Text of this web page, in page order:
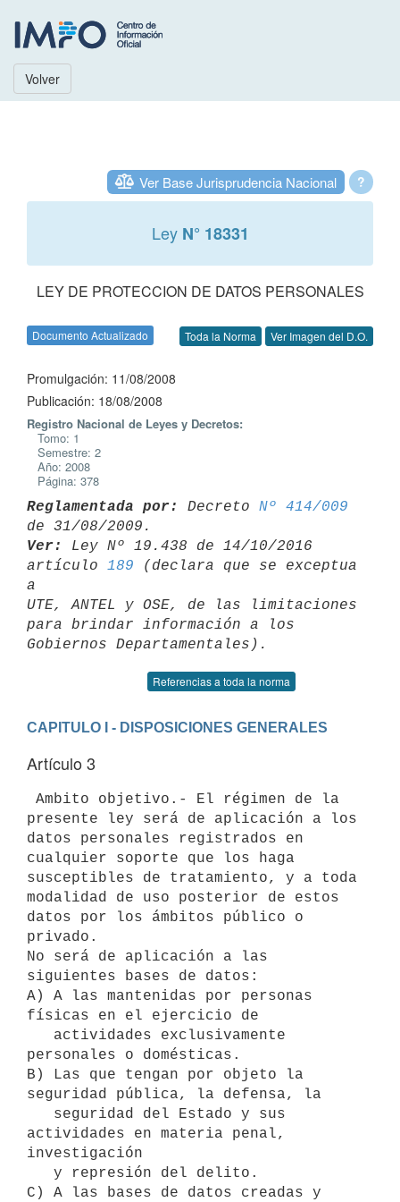
Volver
?
Ver Base Jurisprudencia Nacional
Ley N° 18331
LEY DE PROTECCION DE DATOS PERSONALES
Documento Actualizado Toda la Norma Ver Imagen del D.O.
Promulgación: 11/08/2008
Publicación: 18/08/2008
Registro Nacional de Leyes y Decretos:
Tomo: 1
Semestre: 2
Año: 2008
Página: 378
Reglamentada por: Decreto Nº 414/009
Ver:
Ley Nº 19.438 de 14/10/2016
artículo 189 (declara que se exceptua
a
UTE, ANTEL y OSE, de las limitaciones
para brindar información a los
Referencias a toda la norma
CAPITULO I - DISPOSICIONES GENERALES
Artículo 3
presente ley será de aplicación a los
datos personales registrados en
cualquier soporte que los haga
susceptibles de tratamiento, y a toda
modalidad de uso posterior de estos
datos por los ámbitos público o
privado.
No será de aplicación a las
siguientes bases de datos:
A) A las mantenidas por personas
físicas en el ejercicio de
personales o domésticas.
B) Las que tengan por objeto la
seguridad pública, la defensa, la
actividades en materia penal,
investigación
C) A las bases de datos creadas y